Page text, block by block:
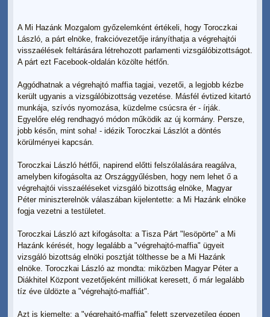
A Mi Hazánk Mozgalom győzelemként értékeli, hogy Toroczkai
László, a párt elnöke, frakcióvezetője irányíthatja a végrehajtói
visszaélések feltárására létrehozott parlamenti vizsgálóbizottságot.
A párt ezt Facebook-oldalán közölte hétfőn.
Aggódhatnak a végrehajtó maffia tagjai, vezetői, a legjobb kézbe
került ugyanis a vizsgálóbizottság vezetése. Másfél évtized kitartó
munkája, szívós nyomozása, küzdelme csúcsra ér - írják.
Egyelőre elég rendhagyó módon működik az új kormány. Persze,
jobb későn, mint soha! - idézik Toroczkai Lászlót a döntés
körülményei kapcsán.
Toroczkai László hétfői, napirend előtti felszólalására reagálva,
amelyben kifogásolta az Országgyűlésben, hogy nem lehet ő a
végrehajtói visszaéléseket vizsgáló bizottság elnöke, Magyar
Péter miniszterelnök válaszában kijelentette: a Mi Hazánk elnöke
fogja vezetni a testületet.
Toroczkai László azt kifogásolta: a Tisza Párt "lesöpörte" a Mi
Hazánk kérését, hogy legalább a "végrehajtó-maffia" ügyeit
vizsgáló bizottság elnöki posztját tölthesse be a Mi Hazánk
elnöke. Toroczkai László az mondta: miközben Magyar Péter a
Diákhitel Központ vezetőjeként milliókat keresett, ő már legalább
tíz éve üldözte a "végrehajtó-maffiát".
Azt is kiemelte: a "végrehajtó-maffia" felett szervezetileg éppen